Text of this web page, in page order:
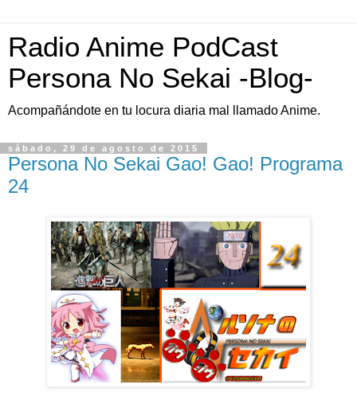
Radio Anime PodCast
Persona No Sekai -Blog-
Acompañándote en tu locura diaria mal llamado Anime.
sábado, 29 de agosto de 2015
Persona No Sekai Gao! Gao! Programa
24